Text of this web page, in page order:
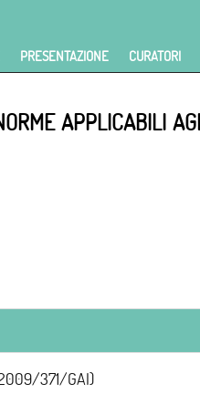
PRESENTAZIONE CURATORI
APPLICABILI
371/GAI)